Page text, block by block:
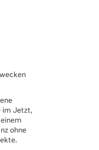
im Jetzt,
ohne